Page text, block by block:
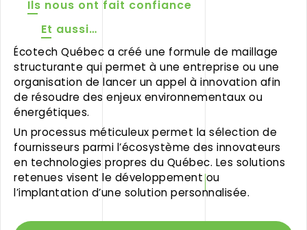
Ils nous ont fait confiance
Et aussi…
Écotech Québec a créé une formule de maillage
structurante qui permet à une entreprise ou une
organisation de lancer un appel à innovation afin
de résoudre des enjeux environnementaux ou
énergétiques.
Un processus méticuleux permet la sélection de
fournisseurs parmi l’écosystème des innovateurs
en technologies propres du Québec. Les solutions
retenues visent le développement ou
l’implantation d’une solution personnalisée.